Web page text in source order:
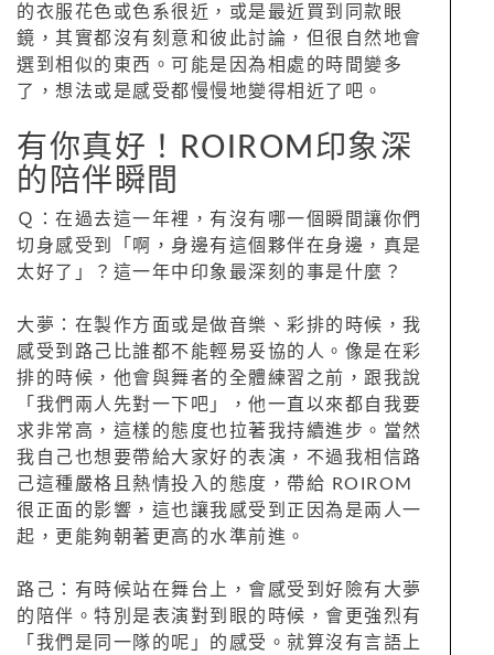
的衣服花色或色系很近，或是最近買到同款眼
鏡，其實都沒有刻意和彼此討論，但很自然地會
選到相似的東西。可能是因為相處的時間變多
了，想法或是感受都慢慢地變得相近了吧。
有你真好！ROIROM印象深
的陪伴瞬間
Ｑ：在過去這一年裡，有沒有哪一個瞬間讓你們
切身感受到「啊，身邊有這個夥伴在身邊，真是
太好了」？這一年中印象最深刻的事是什麼？
大夢：在製作方面或是做音樂、彩排的時候，我
感受到路己比誰都不能輕易妥協的人。像是在彩
排的時候，他會與舞者的全體練習之前，跟我說
「我們兩人先對一下吧」，他一直以來都自我要
求非常高，這樣的態度也拉著我持續進步。當然
我自己也想要帶給大家好的表演，不過我相信路
己這種嚴格且熱情投入的態度，帶給 ROIROM
很正面的影響，這也讓我感受到正因為是兩人一
起，更能夠朝著更高的水準前進。
路己：有時候站在舞台上，會感受到好險有大夢
的陪伴。特別是表演對到眼的時候，會更強烈有
「我們是同一隊的呢」的感受。就算沒有言語上